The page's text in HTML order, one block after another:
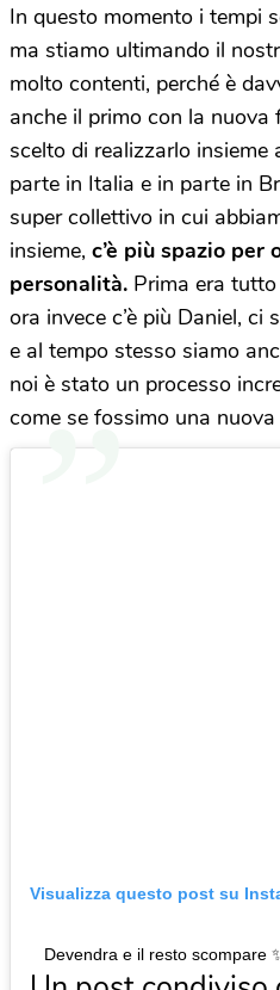
In questo momento i tempi
ma stiamo ultimando il
molto contenti, perché è
anche il primo con la
scelto di realizzarlo insieme
parte in Italia e in parte in
super collettivo in cui
insieme, c’è più spazio
personalità. Prima era
ora invece c’è più Daniel, ci
e al tempo stesso siamo
noi è stato un processo
come se fossimo una nuova
Visualizza questo post su
Devendra e il resto scompare